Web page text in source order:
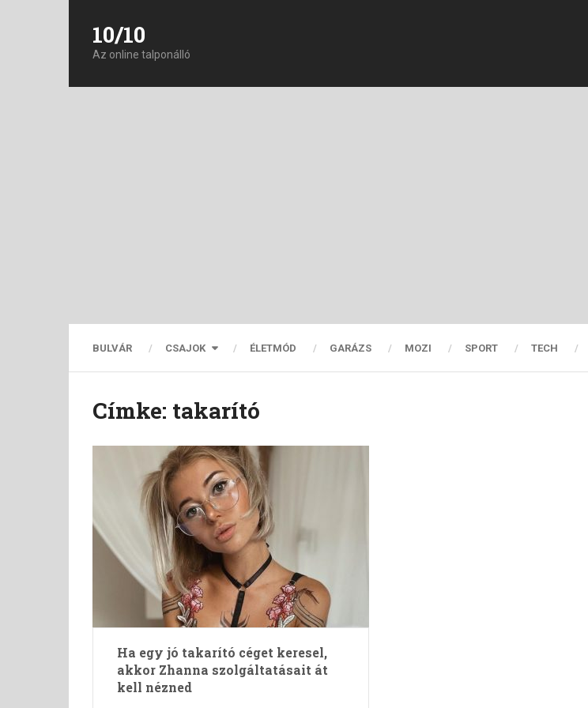
10/10
Az online talponálló
BULVÁR CSAJOK ÉLETMÓD GARÁZS MOZI SPORT TECH
Címke: takarító
Ha egy jó takarító céget keresel,
akkor Zhanna szolgáltatásait át
kell nézned